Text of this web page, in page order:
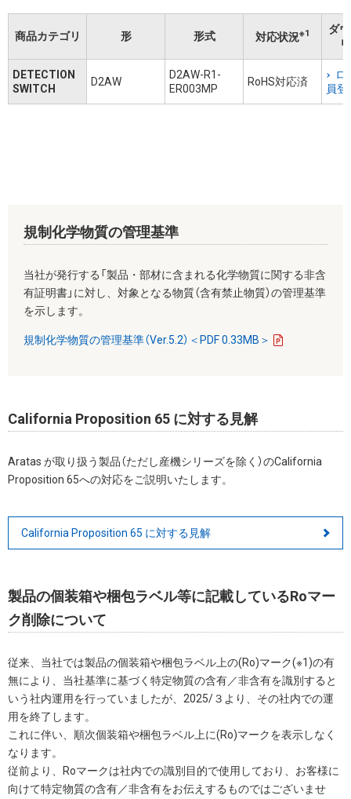
商品カテゴリ 形 形式 対応状況※1
ダ
DETECTION
SWITCH
D2AW
D2AW-R1-
ER003MP
RoHS対応済
ロ
員登
規制化学物質の管理基準
当社が発行する「製品・部材に含まれる化学物質に関する非含
有証明書」に対し、対象となる物質（含有禁止物質）の管理基準
を示します。
規制化学物質の管理基準（Ver.5.2）＜PDF 0.33MB＞
California Proposition 65 に対する見解
Aratas が取り扱う製品（ただし産機シリーズを除く）のCalifornia
Proposition 65への対応をご説明いたします。
California Proposition 65 に対する見解
製品の個装箱や梱包ラベル等に記載しているRoマー
ク削除について
従来、当社では製品の個装箱や梱包ラベル上の(Ro)マーク(※1)の有
無により、当社基準に基づく特定物質の含有／非含有を識別すると
いう社内運用を行っていましたが、2025/３より、その社内での運
用を終了します。
これに伴い、順次個装箱や梱包ラベル上に(Ro)マークを表示しなく
なります。
従前より、Roマークは社内での識別目的で使用しており、お客様に
向けて特定物質の含有／非含有をお伝えするものではございませ